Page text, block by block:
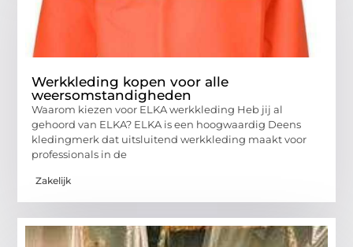
Werkkleding kopen voor alle
weersomstandigheden
Waarom kiezen voor ELKA werkkleding Heb jij al
gehoord van ELKA? ELKA is een hoogwaardig Deens
kledingmerk dat uitsluitend werkkleding maakt voor
professionals in de
Zakelijk